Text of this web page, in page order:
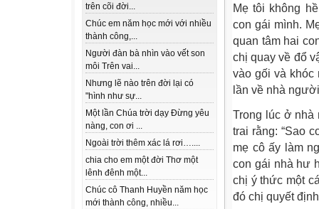
trên cõi đời...
Chúc em năm học mới với nhiều
thành công,...
Người đàn bà nhìn vào vết son
môi Trên vai...
Nhưng lẽ nào trên đời lại có
"hình như sự...
Một lần Chúa trời dạy Đừng yêu
nàng, con ơi ...
Ngoài trời thêm xác lá rơi…....
chia cho em một đời Thơ một
lênh đênh một...
Chúc cô Thanh Huyền năm học
mới thành công, nhiều...
Mẹ tôi không
con gái mình.
quan tâm hai
chị quay về đổ
vào gối và
lần về nhà
Trong lúc ở nhà
trai rằng: “Sao
mẹ cô ấy làm
con gái nhà hư
chị ý thức một
đó chị quyết